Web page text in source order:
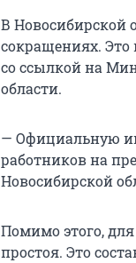
В Новосибирской
сокращениях. Это
со ссылкой на
области.
— Официальную
работников на
Новосибирской
Помимо этого,
простоя. Это